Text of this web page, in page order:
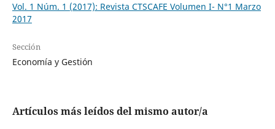
Vol. 1 Núm. 1 (2017): Revista CTSCAFE Volumen I- N°1 Marzo
2017
Sección
Economía y Gestión
Artículos más leídos del mismo autor/a